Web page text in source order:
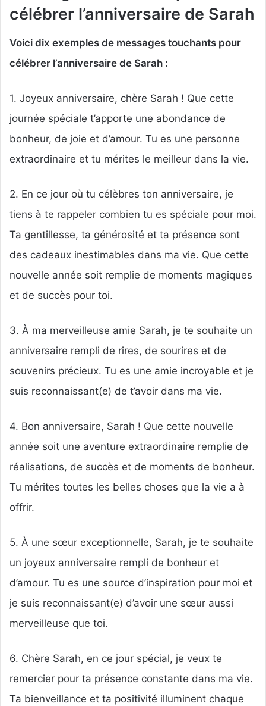
célébrer l’anniversaire de Sarah
Voici dix exemples de messages touchants pour
célébrer l’anniversaire de Sarah :
1. Joyeux anniversaire, chère Sarah ! Que cette
journée spéciale t’apporte une abondance de
bonheur, de joie et d’amour. Tu es une personne
extraordinaire et tu mérites le meilleur dans la vie.
2. En ce jour où tu célèbres ton anniversaire, je
tiens à te rappeler combien tu es spéciale pour moi.
Ta gentillesse, ta générosité et ta présence sont
des cadeaux inestimables dans ma vie. Que cette
nouvelle année soit remplie de moments magiques
et de succès pour toi.
3. À ma merveilleuse amie Sarah, je te souhaite un
anniversaire rempli de rires, de sourires et de
souvenirs précieux. Tu es une amie incroyable et je
suis reconnaissant(e) de t’avoir dans ma vie.
4. Bon anniversaire, Sarah ! Que cette nouvelle
année soit une aventure extraordinaire remplie de
réalisations, de succès et de moments de bonheur.
Tu mérites toutes les belles choses que la vie a à
offrir.
5. À une sœur exceptionnelle, Sarah, je te souhaite
un joyeux anniversaire rempli de bonheur et
d’amour. Tu es une source d’inspiration pour moi et
je suis reconnaissant(e) d’avoir une sœur aussi
merveilleuse que toi.
6. Chère Sarah, en ce jour spécial, je veux te
remercier pour ta présence constante dans ma vie.
Ta bienveillance et ta positivité illuminent chaque